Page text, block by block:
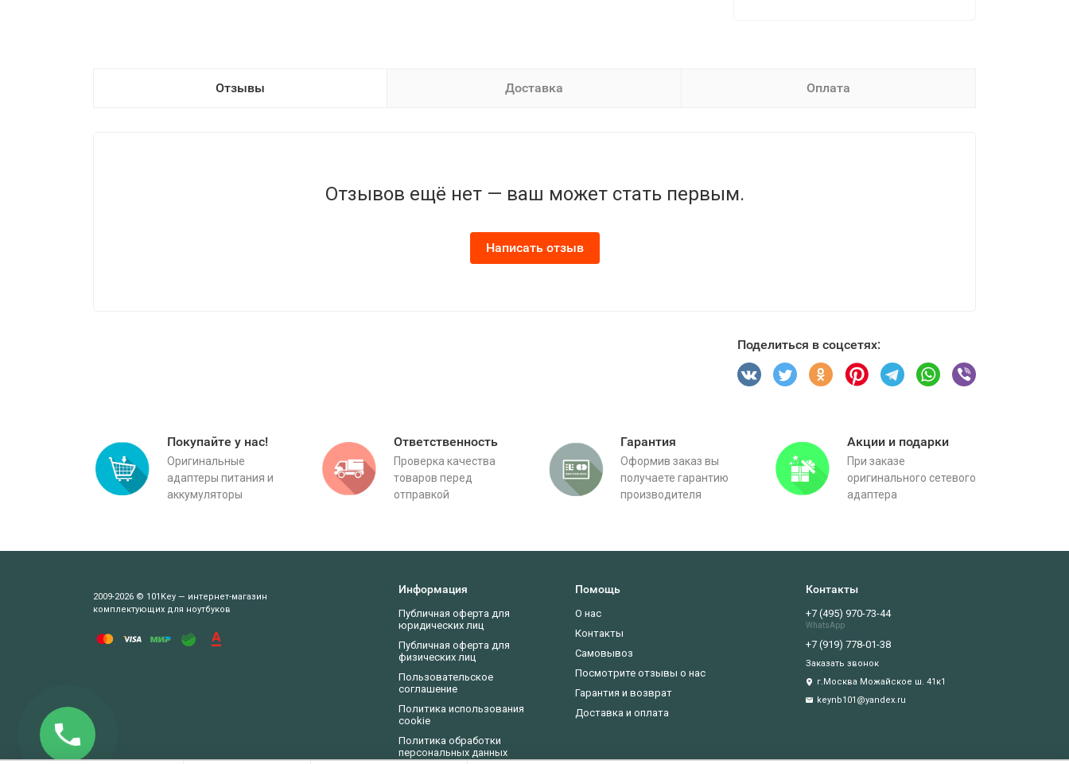
Отзывы Доставка Оплата
Отзывов ещё нет — ваш может стать первым.
Написать отзыв
Поделиться в соцсетях:
Покупайте у нас!
Оригинальные
адаптеры питания и
аккумуляторы
Ответственность
Проверка качества
товаров перед
отправкой
Гарантия
Оформив заказ вы
получаете гарантию
производителя
Акции и подарки
При заказе
оригинального сетевого
адаптера
2009-2026 © 101Key — интернет-магазин
комплектующих для ноутбуков
Информация
Публичная оферта для
юридических лиц
Публичная оферта для
физических лиц
Пользовательское
соглашение
Политика использования
cookie
Политика обработки
персональных данных
Помощь
О нас
Контакты
Самовывоз
Посмотрите отзывы о нас
Гарантия и возврат
Доставка и оплата
Контакты
+7 (495) 970-73-44
WhatsApp
+7 (919) 778-01-38
Заказать звонок
г.Москва Можайское ш. 41к1
keynb101@yandex.ru